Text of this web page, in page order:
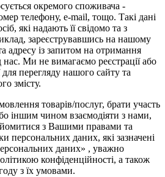
окремого споживача -
телефону, e-mail, тощо. Такі дані
які надають її свідомо та з
зареєструвавшись на нашому
адресу із запитом на отримання
нас. Ми не вимагаємо реєстрації або
для перегляду нашого сайту та
змісту.
товарів/послуг, брати участь
іншим чином взаємодіяти з нами,
з Вашими правами та
персональних даних, які зазначені
даних» , уважно
конфіденційності, а також
з їх умовами.